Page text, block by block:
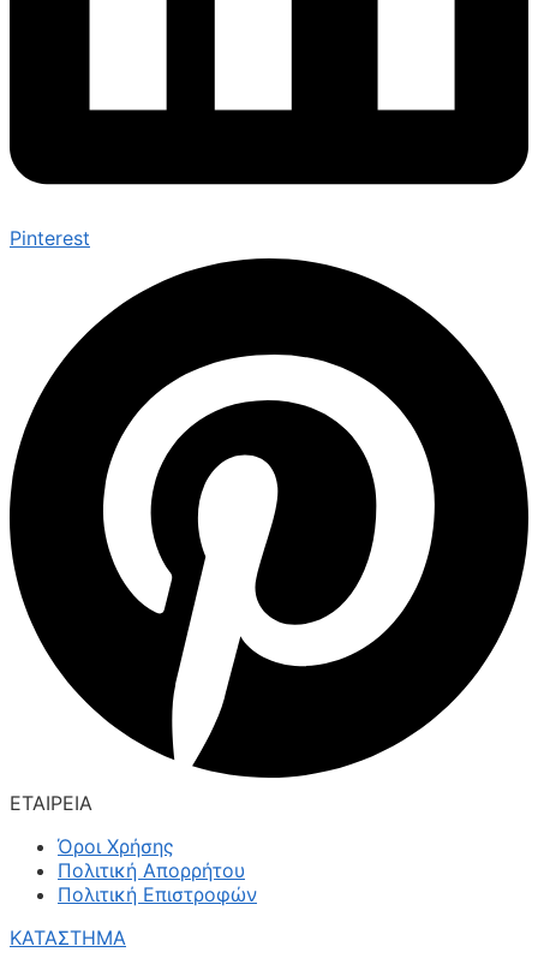
Pinterest
ΕΤΑΙΡΕΙΑ
Όροι Χρήσης
Πολιτική Απορρήτου
Πολιτική Επιστροφών
ΚΑΤΑΣΤΗΜΑ